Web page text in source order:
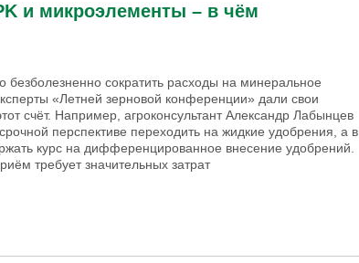
и микроэлементы – в чём
безболезненно сократить расходы на минеральное
«Летней зерновой конференции» дали свои
счёт. Например, агроконсультант Александр Лабынцев
перспективе переходить на жидкие удобрения, а в
курс на дифференцированное внесение удобрений.
требует значительных затрат